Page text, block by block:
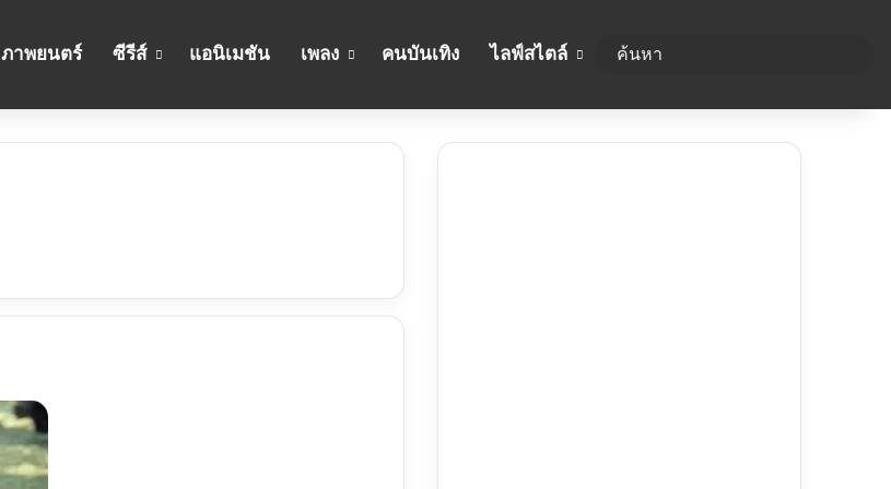
ภาพยนตร์ ซีรีส์ แอนิเมชัน เพลง คนบันเทิง ไลฟ์สไตล์